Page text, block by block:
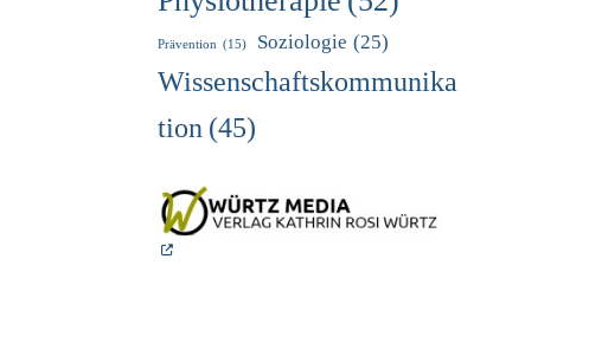
Prävention (15) Soziologie (25)
Wissenschaftskommunika
Tion (45)